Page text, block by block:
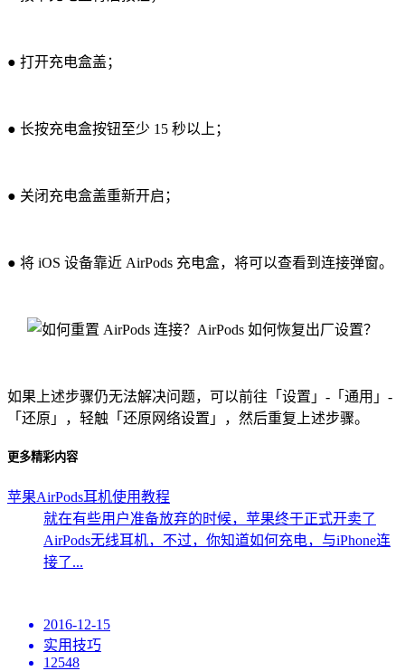
● 打开充电盒盖；
● 长按充电盒按钮至少 15 秒以上；
● 关闭充电盒盖重新开启；
● 将 iOS 设备靠近 AirPods 充电盒，将可以查看到连接弹窗。
如果上述步骤仍无法解决问题，可以前往「设置」-「通用」-
「还原」，轻触「还原网络设置」，然后重复上述步骤。
更多精彩内容
苹果AirPods耳机使用教程
就在有些用户准备放弃的时候，苹果终于正式开卖了
AirPods无线耳机，不过，你知道如何充电，与iPhone连
接了...
2016-12-15
实用技巧
12548